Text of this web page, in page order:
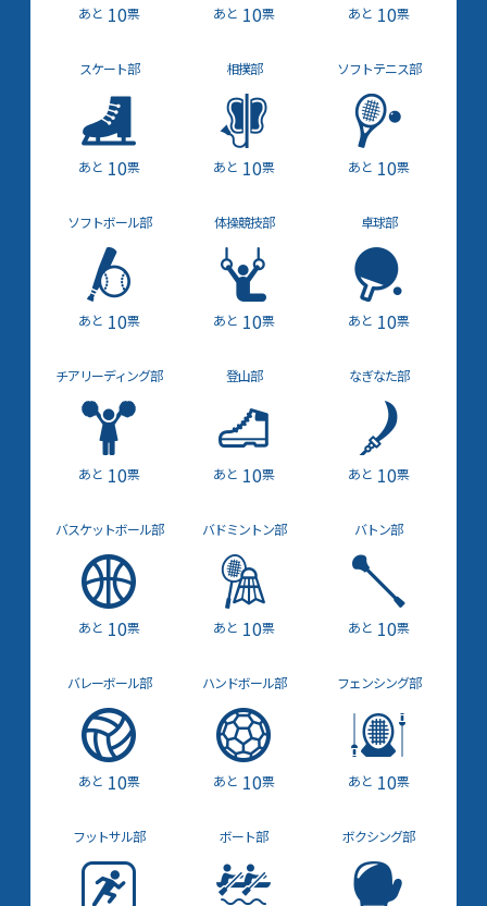
10票 10票 10票
スケート部
10票
相撲部
10票
ソフトテニス部
10票
ソフトボール部
10票
体操競技部
10票
卓球部
10票
チアリーディング部
10票
登山部
10票
なぎなた部
10票
バスケットボール部
10票
バドミントン部
10票
バトン部
10票
バレーボール部
10票
ハンドボール部
10票
フェンシング部
10票
フットサル部 ボート部 ボクシング部